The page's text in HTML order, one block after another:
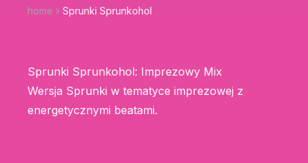
home Sprunki Sprunkohol
Sprunki Sprunkohol: Imprezowy Mix
Wersja Sprunki w tematyce imprezowej z
energetycznymi beatami.